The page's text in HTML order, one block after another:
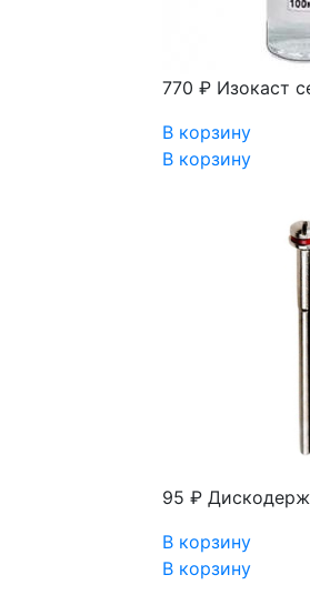
770 ₽ Изокаст
В корзину
В корзину
95 ₽
В корзину
В корзину